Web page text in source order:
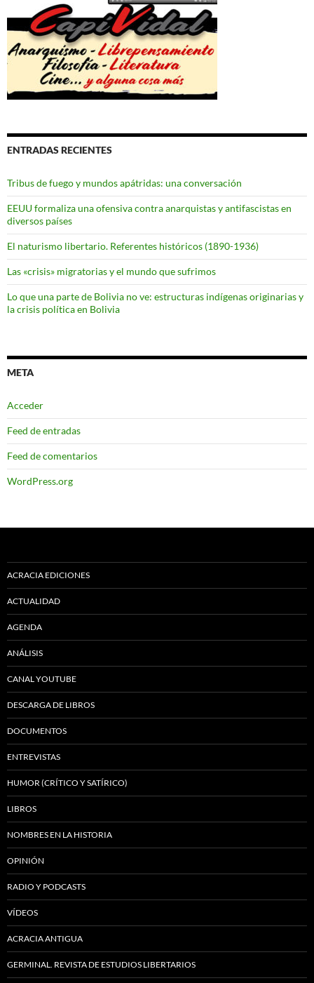
ENTRADAS RECIENTES
Tribus de fuego y mundos apátridas: una conversación
EEUU formaliza una ofensiva contra anarquistas y antifascistas en
diversos países
El naturismo libertario. Referentes históricos (1890-1936)
Las «crisis» migratorias y el mundo que sufrimos
Lo que una parte de Bolivia no ve: estructuras indígenas originarias y
la crisis política en Bolivia
META
Acceder
Feed de entradas
Feed de comentarios
WordPress.org
ACRACIA EDICIONES
ACTUALIDAD
AGENDA
ANÁLISIS
CANAL YOUTUBE
DESCARGA DE LIBROS
DOCUMENTOS
ENTREVISTAS
HUMOR (CRÍTICO Y SATÍRICO)
LIBROS
NOMBRES EN LA HISTORIA
OPINIÓN
RADIO Y PODCASTS
VÍDEOS
ACRACIA ANTIGUA
GERMINAL. REVISTA DE ESTUDIOS LIBERTARIOS